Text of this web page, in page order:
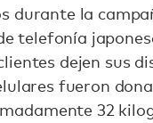
durante la
telefonía
dejen sus
fueron
32